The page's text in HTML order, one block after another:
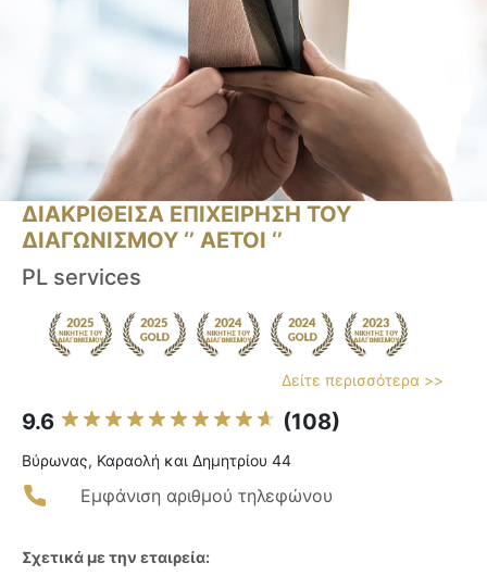
ΔΙΑΚΡΙΘΕΙΣΑ ΕΠΙΧΕΙΡΗΣΗ ΤΟΥ
ΔΙΑΓΩΝΙΣΜΟΥ ‘’ ΑΕΤΟΙ ‘’
PL services
Δείτε περισσότερα >>
9.6 (108)
Βύρωνας, Καραολή και Δημητρίου 44
Εμφάνιση αριθμού τηλεφώνου
Σχετικά με την εταιρεία: